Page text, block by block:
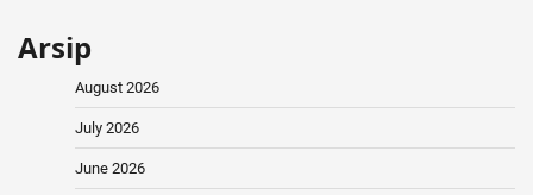
Arsip
August 2026
July 2026
June 2026